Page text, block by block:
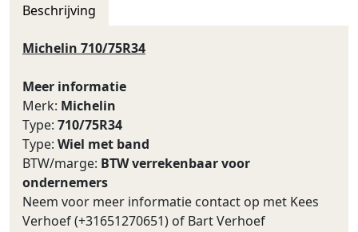
Beschrijving
Michelin 710/75R34
Meer informatie
Merk: Michelin
Type: 710/75R34
Type: Wiel met band
BTW/marge: BTW verrekenbaar voor
ondernemers
Neem voor meer informatie contact op met Kees
Verhoef (+31651270651) of Bart Verhoef